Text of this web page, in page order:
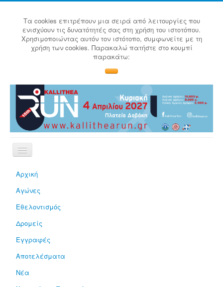
Τα cookies επιτρέπουν μια σειρά από λειτουργίες που
ενισχύουν τις δυνατότητές σας στη χρήση του ιστοτόπου.
Χρησιμοποιώντας αυτόν τον ιστότοπο, συμφωνείτε με τη
χρήση των cookies. Παρακαλώ πατήστε στο κουμπί
παρακάτω:
Αρχική
Αγώνες
Εθελοντισμός
Δρομείς
Εγγραφές
Αποτελέσματα
Νέα